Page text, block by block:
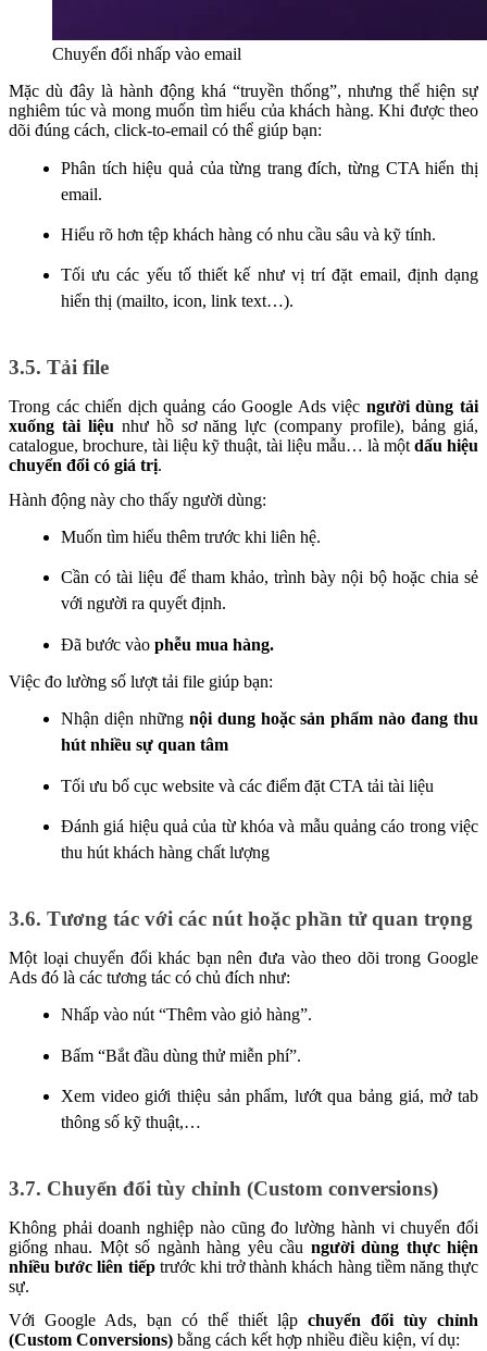
Chuyển đổi nhấp vào email
Mặc dù đây là hành động khá “truyền thống”, nhưng thể hiện sự
nghiêm túc và mong muốn tìm hiểu của khách hàng. Khi được theo
dõi đúng cách, click-to-email có thể giúp bạn:
Phân tích hiệu quả của từng trang đích, từng CTA hiển thị
email.
Hiểu rõ hơn tệp khách hàng có nhu cầu sâu và kỹ tính.
Tối ưu các yếu tố thiết kế như vị trí đặt email, định dạng
hiển thị (mailto, icon, link text…).
3.5. Tải file
Trong các chiến dịch quảng cáo Google Ads việc người dùng tải
xuống tài liệu như hồ sơ năng lực (company profile), bảng giá,
catalogue, brochure, tài liệu kỹ thuật, tài liệu mẫu… là một dấu hiệu
chuyển đổi có giá trị.
Hành động này cho thấy người dùng:
Muốn tìm hiểu thêm trước khi liên hệ.
Cần có tài liệu để tham khảo, trình bày nội bộ hoặc chia sẻ
với người ra quyết định.
Đã bước vào phễu mua hàng.
Việc đo lường số lượt tải file giúp bạn:
Nhận diện những nội dung hoặc sản phẩm nào đang thu
hút nhiều sự quan tâm
Tối ưu bố cục website và các điểm đặt CTA tải tài liệu
Đánh giá hiệu quả của từ khóa và mẫu quảng cáo trong việc
thu hút khách hàng chất lượng
3.6. Tương tác với các nút hoặc phần tử quan trọng
Một loại chuyển đổi khác bạn nên đưa vào theo dõi trong Google
Ads đó là các tương tác có chủ đích như:
Nhấp vào nút “Thêm vào giỏ hàng”.
Bấm “Bắt đầu dùng thử miễn phí”.
Xem video giới thiệu sản phẩm, lướt qua bảng giá, mở tab
thông số kỹ thuật,…
3.7. Chuyển đổi tùy chỉnh (Custom conversions)
Không phải doanh nghiệp nào cũng đo lường hành vi chuyển đổi
giống nhau. Một số ngành hàng yêu cầu người dùng thực hiện
nhiều bước liên tiếptrước khi trở thành khách hàng tiềm năng thực
sự.
Với Google Ads, bạn có thể thiết lập chuyển đổi tùy chỉnh
(Custom Conversions) bằng cách kết hợp nhiều điều kiện, ví dụ: